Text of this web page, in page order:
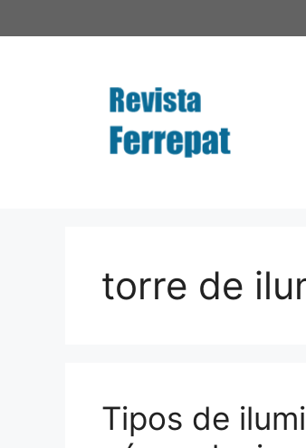
al
torre de
Tipos de